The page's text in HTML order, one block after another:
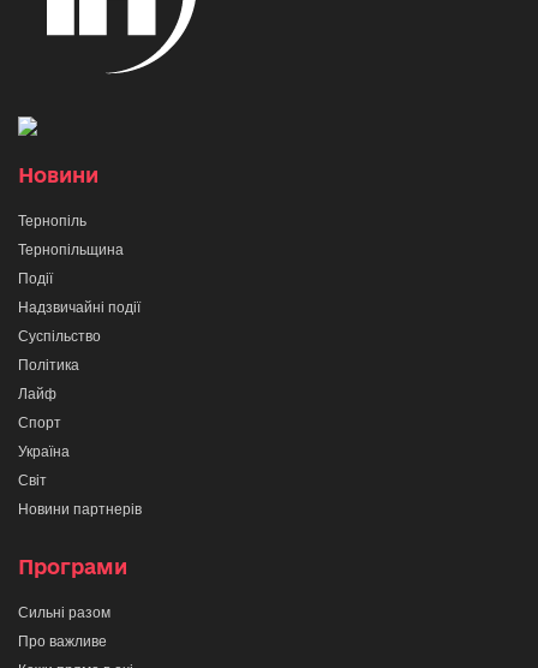
Новини
Тернопіль
Тернопільщина
Події
Надзвичайні події
Суспільство
Політика
Лайф
Спорт
Україна
Світ
Новини партнерів
Програми
Сильні разом
Про важливе